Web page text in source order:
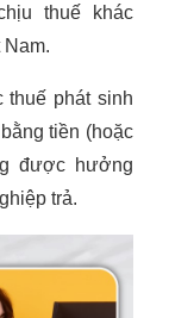
thuế khác
thuế phát sinh
tiền (hoặc
được hưởng
trả.